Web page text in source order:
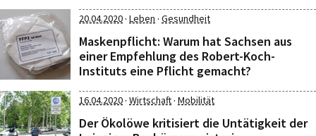
20.04.2020· Leben · Gesundheit
Maskenpflicht: Warum hat Sachsen aus
einer Empfehlung des Robert-Koch-
Instituts eine Pflicht gemacht?
16.04.2020· Wirtschaft· Mobilität
Der Ökolöwe kritisiert die Untätigkeit der